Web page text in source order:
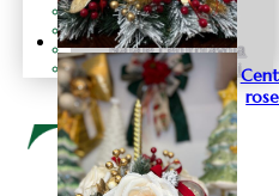
Natale palline
Natale fiocchi
Natale centrotavola
Natale decorazioni